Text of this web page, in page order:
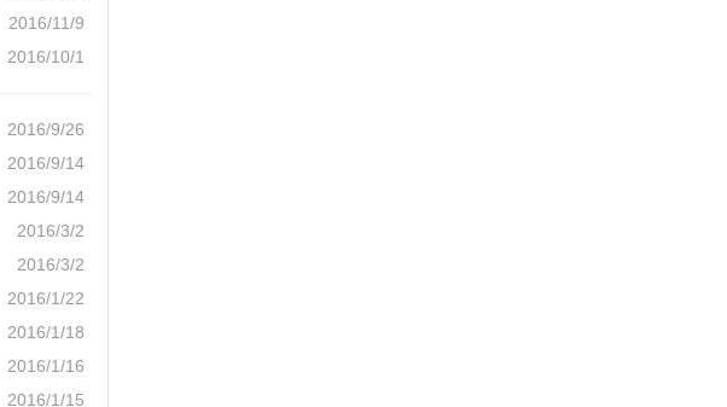
2016/11/9
2016/10/1
2016/9/26
2016/9/14
2016/9/14
2016/3/2
2016/3/2
2016/1/22
2016/1/18
2016/1/16
2016/1/15